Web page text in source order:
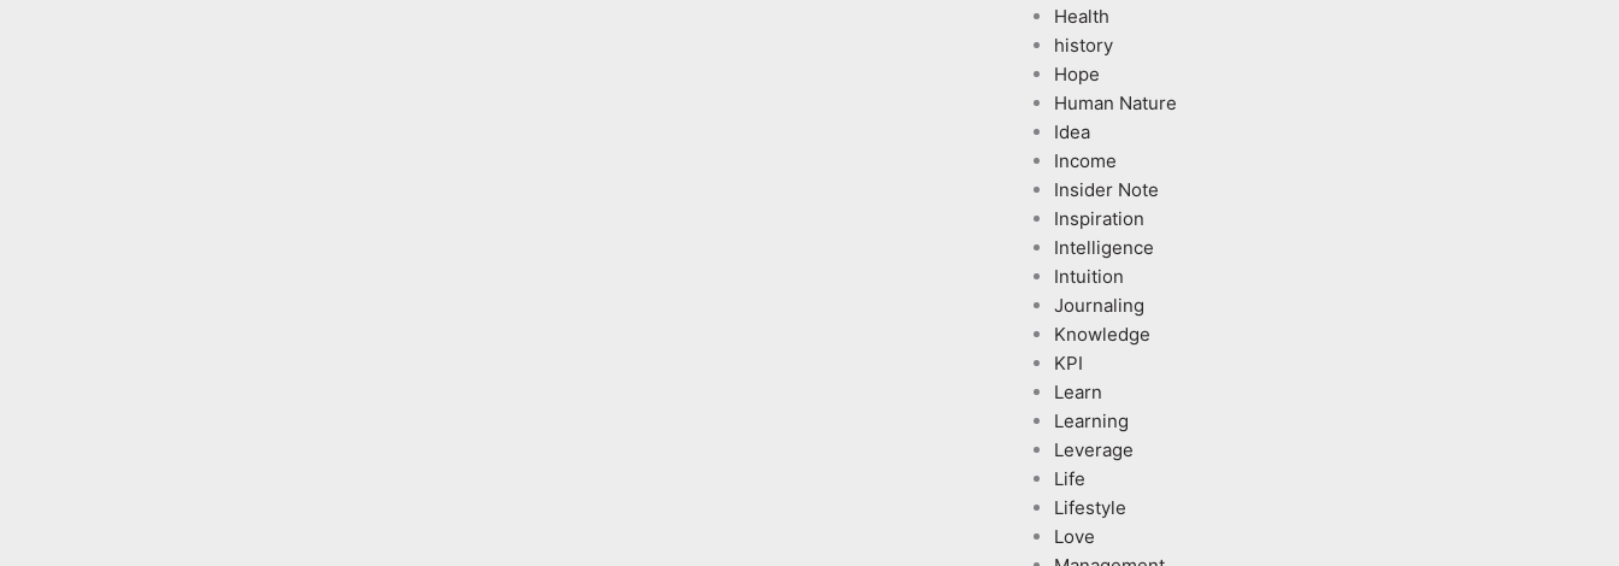
Health
history
Hope
Human Nature
Idea
Income
Insider Note
Inspiration
Intelligence
Intuition
Journaling
Knowledge
KPI
Learn
Learning
Leverage
Life
Lifestyle
Love